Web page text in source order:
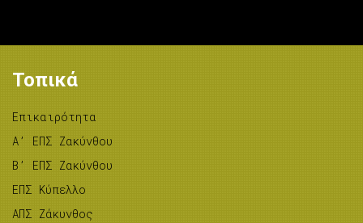
Τοπικά
Επικαιρότητα
A’ ΕΠΣ Ζακύνθου
B’ ΕΠΣ Ζακύνθου
ΕΠΣ Κύπελλο
ΑΠΣ Ζάκυνθος